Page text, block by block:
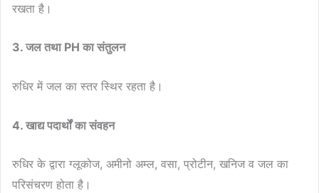
रखता है।
3. जल तथा PH का संतुलन
रुधिर में जल का स्तर स्थिर रहता है।
4. खाद्य पदार्थों का संवहन
रुधिर के द्वारा ग्लूकोज, अमीनो अम्ल, वसा, प्रोटीन, खनिज व जल का
परिसंचरण होता है।